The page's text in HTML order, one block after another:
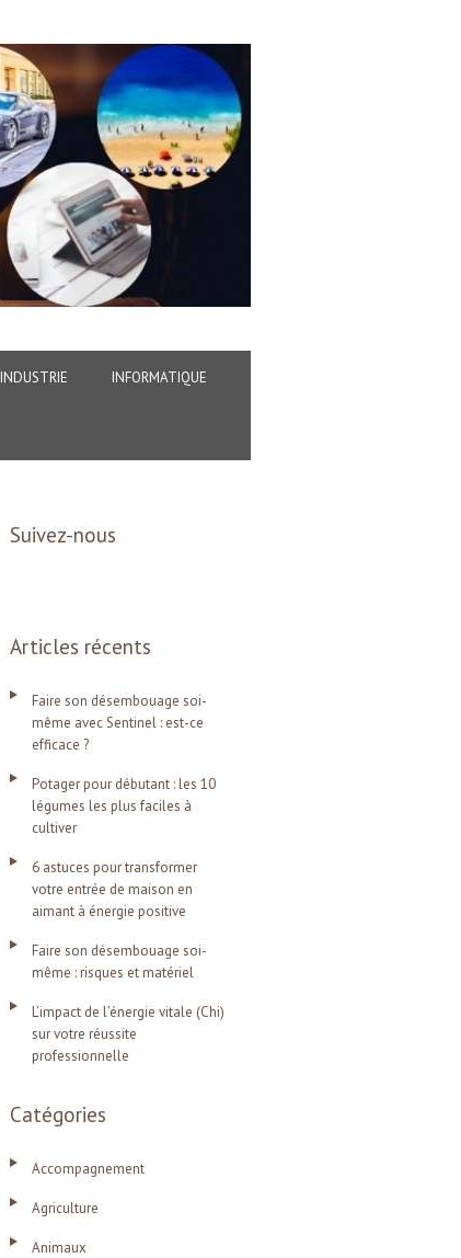
INDUSTRIE INFORMATIQUE
Suivez-nous
Articles récents
Faire son désembouage soi-
même avec Sentinel : est-ce
efficace ?
Potager pour débutant : les 10
légumes les plus faciles à
cultiver
6 astuces pour transformer
votre entrée de maison en
aimant à énergie positive
Faire son désembouage soi-
même : risques et matériel
L’impact de l’énergie vitale (Chi)
sur votre réussite
professionnelle
Catégories
Accompagnement
Agriculture
Animaux